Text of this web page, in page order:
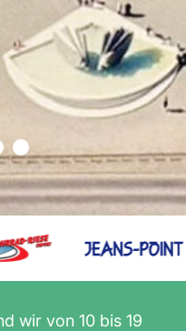
wir von 10 bis 19